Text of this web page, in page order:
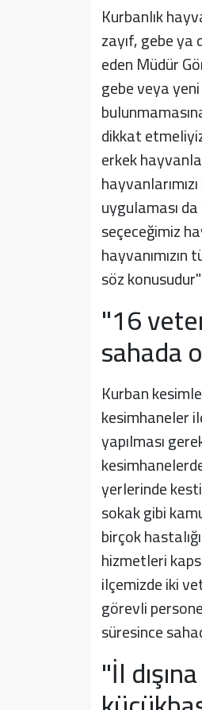
Kurbanlık
zayıf, gebe
eden Müdür
gebe veya
dikkat
erkek
uygulaması
seçeceğimiz
hayvanımızın
söz
"16
sahada
Kurban
kesimhaneler
yapılması
yerlerinde
sokak gibi
birçok
hizmetleri
ilçemizde iki
görevli
süresince
"İl